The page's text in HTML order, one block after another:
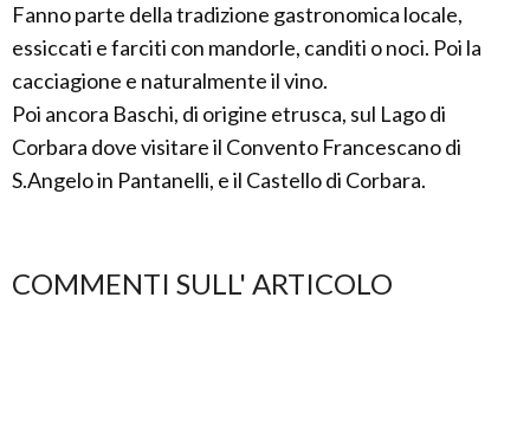
Fanno parte della tradizione gastronomica locale,
essiccati e farciti con mandorle, canditi o noci. Poi la
cacciagione e naturalmente il vino.
Poi ancora Baschi, di origine etrusca, sul Lago di
Corbara dove visitare il Convento Francescano di
S.Angelo in Pantanelli, e il Castello di Corbara.
COMMENTI SULL' ARTICOLO